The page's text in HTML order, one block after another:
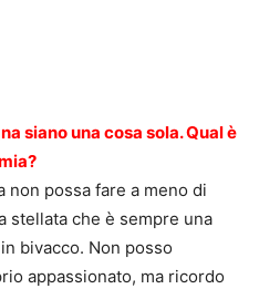
siano una cosa sola. Qual è
non possa fare a meno di
stellata che è sempre una
bivacco. Non posso
appassionato, ma ricordo